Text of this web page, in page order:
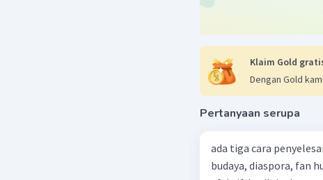
Beri Rating·
Klaim Gold
Dengan Gold
Pertanyaan serupa
ada tiga cara
budaya, diaspora, fan